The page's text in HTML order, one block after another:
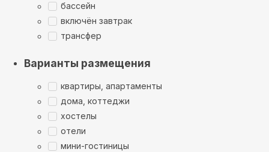
бассейн
включён завтрак
трансфер
Варианты размещения
квартиры, апартаменты
дома, коттеджи
хостелы
отели
мини-гостиницы